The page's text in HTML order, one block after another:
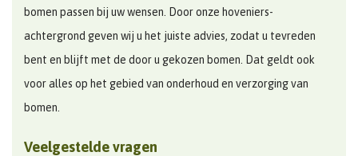
bomen passen bij uw wensen. Door onze hoveniers-
achtergrond geven wij u het juiste advies, zodat u tevreden
bent en blijft met de door u gekozen bomen. Dat geldt ook
voor alles op het gebied van onderhoud en verzorging van
bomen.
Veelgestelde vragen